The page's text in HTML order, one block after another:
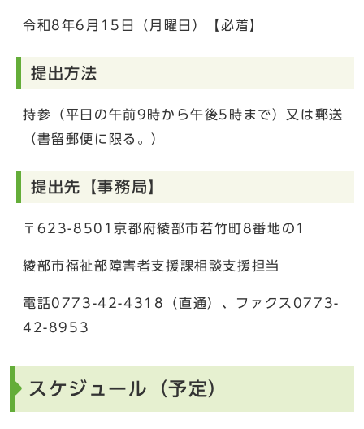
令和8年6月15日（月曜日）【必着】
提出方法
持参（平日の午前9時から午後5時まで）又は郵送
（書留郵便に限る。）
提出先【事務局】
〒623-8501京都府綾部市若竹町8番地の1
綾部市福祉部障害者支援課相談支援担当
電話0773-42-4318（直通）、ファクス0773-
42-8953
スケジュール（予定）